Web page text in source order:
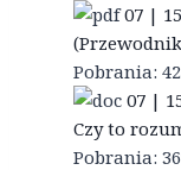
07 |
Pobrania:
07 |
Czy to
Pobrania: